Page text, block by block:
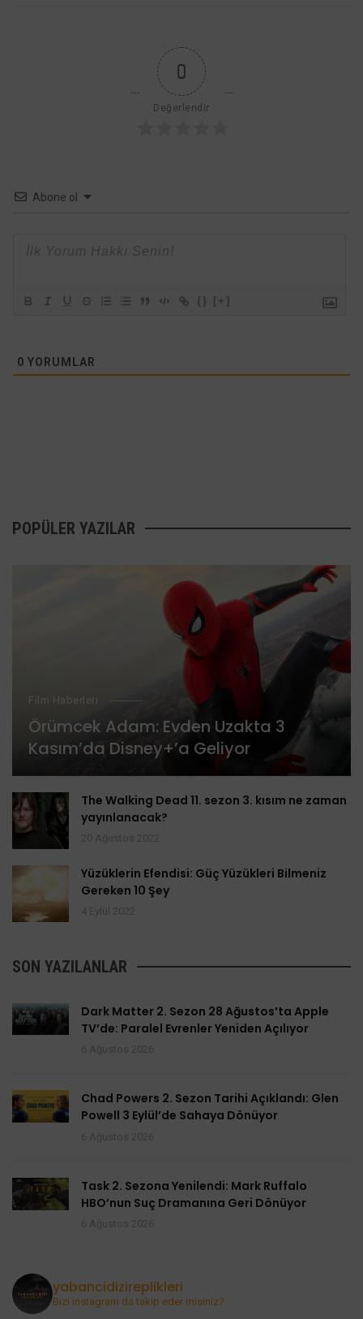
0
Değerlendir
Abone ol
{} [+]
0 YORUMLAR
POPÜLER YAZILAR
Film Haberleri
Örümcek Adam: Evden Uzakta 3
Kasım’da Disney+’a Geliyor
The Walking Dead 11. sezon 3. kısım ne zaman
yayınlanacak?
Yüzüklerin Efendisi: Güç Yüzükleri Bilmeniz
Gereken 10 Şey
SON YAZILANLAR
Dark Matter 2. Sezon 28 Ağustos’ta Apple
TV’de: Paralel Evrenler Yeniden Açılıyor
Chad Powers 2. Sezon Tarihi Açıklandı: Glen
Powell 3 Eylül’de Sahaya Dönüyor
Task 2. Sezona Yenilendi: Mark Ruffalo
HBO’nun Suç Dramanına Geri Dönüyor
yabancidizireplikleri
Bizi instagram da takip eder misiniz?